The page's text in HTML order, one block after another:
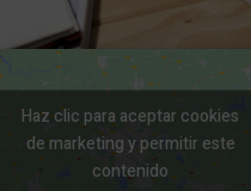
Haz clic para aceptar cookies
de marketing y permitir este
contenido